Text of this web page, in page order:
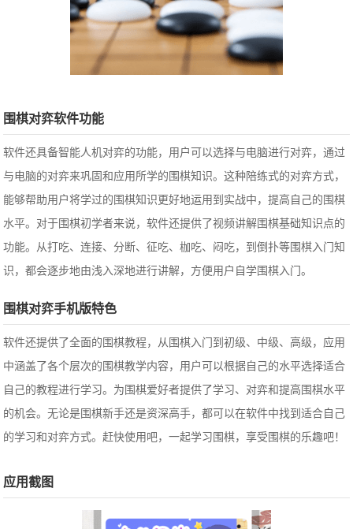
围棋对弈软件功能
软件还具备智能人机对弈的功能，用户可以选择与电脑进行对弈，通过
与电脑的对弈来巩固和应用所学的围棋知识。这种陪练式的对弈方式，
能够帮助用户将学过的围棋知识更好地运用到实战中，提高自己的围棋
水平。对于围棋初学者来说，软件还提供了视频讲解围棋基础知识点的
功能。从打吃、连接、分断、征吃、枷吃、闷吃，到倒扑等围棋入门知
识，都会逐步地由浅入深地进行讲解，方便用户自学围棋入门。
围棋对弈手机版特色
软件还提供了全面的围棋教程，从围棋入门到初级、中级、高级，应用
中涵盖了各个层次的围棋教学内容，用户可以根据自己的水平选择适合
自己的教程进行学习。为围棋爱好者提供了学习、对弈和提高围棋水平
的机会。无论是围棋新手还是资深高手，都可以在软件中找到适合自己
的学习和对弈方式。赶快使用吧，一起学习围棋，享受围棋的乐趣吧！
应用截图